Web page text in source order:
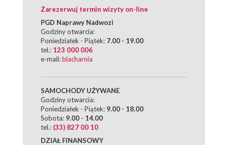
Zarezerwuj termin wizyty on-line
PGD Naprawy Nadwozi
Godziny otwarcia:
Poniedziałek - Piątek: 7.00 - 19.00
tel.: 123 000 006
e-mail:blacharnia
SAMOCHODY UŻYWANE
Godziny otwarcia:
Poniedziałek - Piątek: 9.00 - 18.00
Sobota: 9.00 - 14.00
tel.: (33) 827 00 10
DZIAŁ FINANSOWY